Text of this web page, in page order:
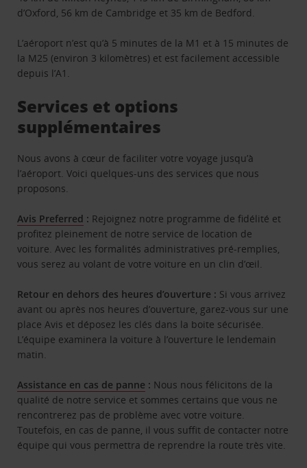
d’Oxford, 56 km de Cambridge et 35 km de Bedford.
L’aéroport n’est qu’à 5 minutes de la M1 et à 15 minutes de
la M25 (environ 3 kilomètres) et est facilement accessible
depuis l’A1.
Services et options
supplémentaires
Nous avons à cœur de faciliter votre voyage jusqu’à
l’aéroport. Voici quelques-uns des services que nous
proposons.
Avis Preferred : Rejoignez notre programme de fidélité et
profitez pleinement de notre service de location de
voiture. Avec les formalités administratives pré-remplies,
vous serez au volant de votre voiture en un clin d’œil.
Retour en dehors des heures d’ouverture : Si vous arrivez
avant ou après nos heures d’ouverture, garez-vous sur une
place Avis et déposez les clés dans la boite sécurisée.
L’équipe examinera la voiture à l’ouverture le lendemain
matin.
Assistance en cas de panne : Nous nous félicitons de la
qualité de notre service et sommes certains que vous ne
rencontrerez pas de problème avec votre voiture.
Toutefois, en cas de panne, il vous suffit de contacter notre
équipe qui vous permettra de reprendre la route très vite.